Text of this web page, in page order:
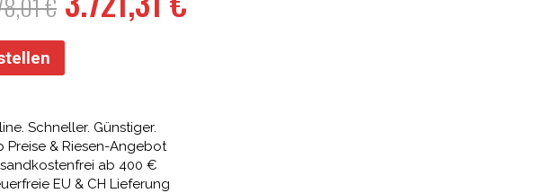
Preis
war:
Schneller. Günstiger.
Preise & Riesen-Angebot
ab 400 €
EU & CH Lieferung